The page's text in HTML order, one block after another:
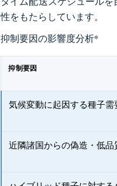
性をもたらしています。
抑制要因の影響度分析*
抑制要因
気候変動に起因する種子需
近隣諸国からの偽造・低品